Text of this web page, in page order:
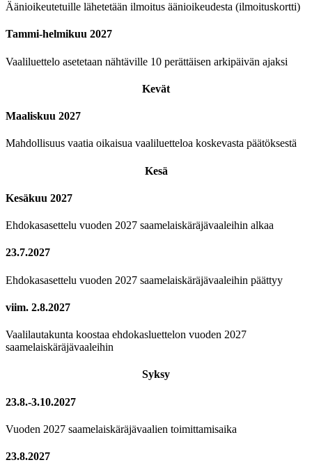
Äänioikeutetuille lähetetään ilmoitus äänioikeudesta (ilmoituskortti)
Tammi-helmikuu 2027
Vaaliluettelo asetetaan nähtäville 10 perättäisen arkipäivän ajaksi
Kevät
Maaliskuu 2027
Mahdollisuus vaatia oikaisua vaaliluetteloa koskevasta päätöksestä
Kesä
Kesäkuu 2027
Ehdokasasettelu vuoden 2027 saamelaiskäräjävaaleihin alkaa
23.7.2027
Ehdokasasettelu vuoden 2027 saamelaiskäräjävaaleihin päättyy
viim. 2.8.2027
Vaalilautakunta koostaa ehdokasluettelon vuoden 2027
saamelaiskäräjävaaleihin
Syksy
23.8.-3.10.2027
Vuoden 2027 saamelaiskäräjävaalien toimittamisaika
23.8.2027